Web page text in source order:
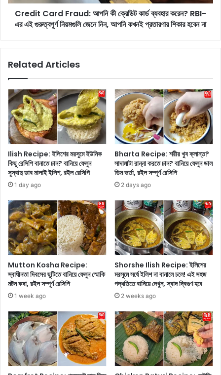
T
k
k
এ
র
ট্রে
ন্ডিং
কু
কি
ক্রি
সে
ন্ট
সি
পি
তৈ
রি
ক
বে
ন
জে
নি
ন
r
d
প
নি
কী
ক্রে
ডি
কা
র্ড
ব্য
ব
হা
র
ক
রে
ন
?
R
B
I
-
র
এ
ই
গু
রু
ত্ব
Credit Card Fraud: আপনি কী ক্রেডিট কার্ড ব্যবহার করেন? RBI-
এর এই গুরুত্বপূর্ণ নিয়মগুলি জেনে নিন, আপনি কখনই প্রতারণার শিকার হবেন না
Related Articles
Ilish Recipe: ইলিশের মরসুমে ইউনিক
কিছু রেসিপি বানাতে চান? বানিয়ে ফেলুন
সুস্বাদু ডাব মালাই ইলিশ, রইল রেসিপি
1 day ago
Bharta Recipe: শরীর খুব ক্লান্ত?
সাদামাটা রান্না করতে চান? বানিয়ে ফেলুন ডাল
ডিম ভর্তা, রইল সম্পূর্ণ রেসিপি
2 days ago
Mutton Kosha Recipe:
স্বাধীনতা দিবসের ছুটিতে বানিয়ে ফেলুন স্মোকি
মটন কষা, রইল সম্পূর্ণ রেসিপি
1 week ago
Shorshe Ilish Recipe: ইলিশের
মরসুমে সর্ষে ইলিশ না বানালে চলে! এই সহজ
পদ্ধতিতে বানিয়ে দেখুন, স্বাদ দ্বিগুণ হবে
2 weeks ago